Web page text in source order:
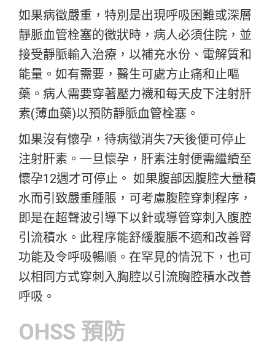
如果病徵嚴重，特別是出現呼吸困難或深層
靜脈血管栓塞的徵狀時，病人必須住院，並
接受靜脈輸入治療，以補充水份、電解質和
能量。如有需要，醫生可處方止痛和止嘔
藥。病人需要穿著壓力襪和每天皮下注射肝
素(薄血藥)以預防靜脈血管栓塞。
如果沒有懷孕，待病徵消失7天後便可停止
注射肝素。一旦懷孕，肝素注射便需繼續至
懷孕12週才可停止。 如果腹部因腹腔大量積
水而引致嚴重腫脹，可考慮腹腔穿刺程序，
即是在超聲波引導下以針或導管穿刺入腹腔
引流積水。此程序能舒緩腹脹不適和改善腎
功能及令呼吸暢順。在罕見的情況下，也可
以相同方式穿刺入胸腔以引流胸腔積水改善
呼吸。
OHSS 預防